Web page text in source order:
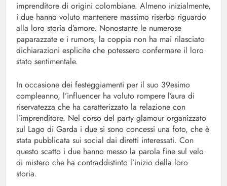
imprenditore di origini colombiane. Almeno inizialmente,
i due hanno voluto mantenere massimo riserbo riguardo
alla loro storia d’amore. Nonostante le numerose
paparazzate e i rumors, la coppia non ha mai rilasciato
dichiarazioni esplicite che potessero confermare il loro
stato sentimentale.
In occasione dei festeggiamenti per il suo 39esimo
compleanno, l’influencer ha voluto rompere l’aura di
riservatezza che ha caratterizzato la relazione con
l’imprenditore. Nel corso del party glamour organizzato
sul Lago di Garda i due si sono concessi una foto, che è
stata pubblicata sui social dai diretti interessati. Con
questo scatto i due hanno messo la parola fine sul velo
di mistero che ha contraddistinto l’inizio della loro
storia.